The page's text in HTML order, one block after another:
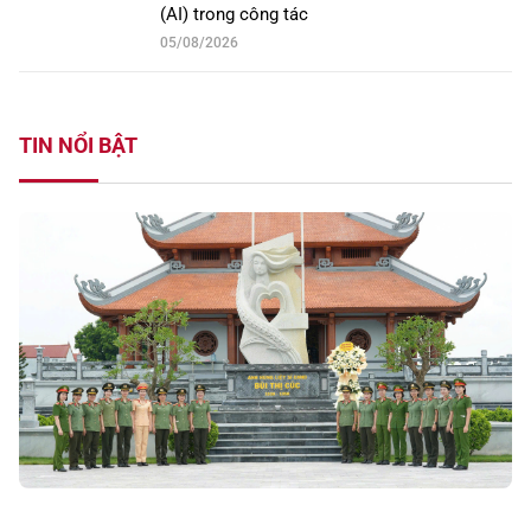
(AI) trong công tác
05/08/2026
TIN NỔI BẬT